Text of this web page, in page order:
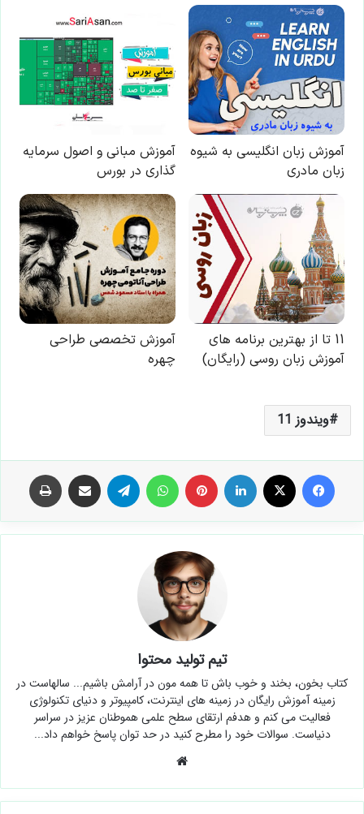
ویندوز 11
فیس بوک لینکدین ‫پین‌ترست تلگرام اشتراک گذاری از طریق ایمیل
تیم تولید محتوا
کتاب بخون، بخند و خوب باش تا همه مون در آرامش باشیم... سالهاست در
زمینه آموزش رایگان در زمینه های اینترنت، کامپیوتر و دنیای تکنولوژی
فعالیت می کنم و هدفم ارتقای سطح علمی هموطنان عزیز در سراسر
دنیاست. سوالات خود را مطرح کنید در حد توان پاسخ خواهم داد...